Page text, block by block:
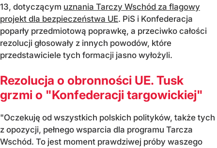
13, dotyczącym uznania Tarczy Wschód za flagowy
projekt dla bezpieczeństwa UE. PiS i Konfederacja
poparły przedmiotową poprawkę, a przeciwko całości
rezolucji głosowały z innych powodów, które
przedstawiciele tych formacji jasno wyłożyli.
Rezolucja o obronności UE. Tusk
grzmi o "Konfederacji targowickiej"
"Oczekuję od wszystkich polskich polityków, także tych
z opozycji, pełnego wsparcia dla programu Tarcza
Wschód. To jest moment prawdziwej próby waszego